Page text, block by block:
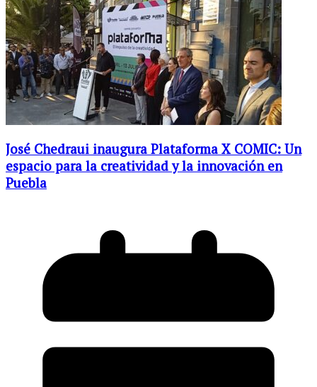
José Chedraui inaugura Plataforma X COMIC: Un
espacio para la creatividad y la innovación en
Puebla